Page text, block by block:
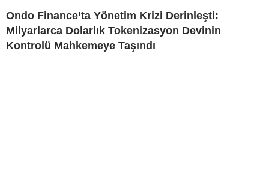
Ondo Finance’ta Yönetim Krizi Derinleşti:
Milyarlarca Dolarlık Tokenizasyon Devinin
Kontrolü Mahkemeye Taşındı